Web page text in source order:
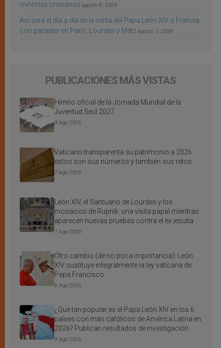
minorías cristianas agosto 8, 2026
Así será el día a día de la visita del Papa León XIV a Francia
con paradas en París, Lourdes y Metz agosto 7, 2026
PUBLICACIONES MÁS VISTAS
Himno oficial de la Jornada Mundial de la
Juventud Seúl 2027
3 Ago 2026
Vaticano transparenta su patrimonio a 2026:
estos son sus números y también sus retos
7 Ago 2026
León XIV, el Santuario de Lourdes y los
mosaicos de Rupnik: una visita papal mientras
aparecen nuevas pruebas contra el ex jesuita
7 Ago 2026
Otro cambio (de no poca importancia): León
XIV sustituye integralmente la ley vaticana de
Papa Francisco
8 Ago 2026
¿Qué tan popular es el Papa León XIV en los 6
países con más católicos de América Latina en
2026? Publican resultados de investigación
9 Ago 2026